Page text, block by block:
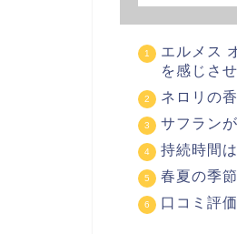
エルメス
を感じさ
ネロリの
サフラン
持続時間
春夏の季
口コミ評